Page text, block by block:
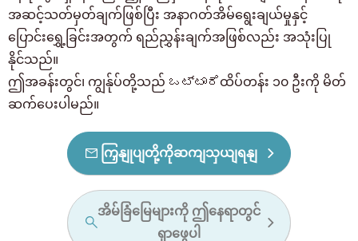
အဆင့်သတ်မှတ်ချက်ဖြစ်ပြီး အနာဂတ်အိမ်ရွေးချယ်မှုနှင့်
ပြောင်းရွှေ့ခြင်းအတွက် ရည်ညွှန်းချက်အဖြစ်လည်း အသုံးပြု
နိုင်သည်။
ဤအခန်းတွင်၊ ကျွန်ုပ်တို့သည် ಒಟ್ಟಾರೆထိပ်တန်း ၁၀ ဦးကို မိတ်
ဆက်ပေးပါမည်။
ကြှနျုပျတို့ကိုဆကျသှယျရနျ
အိမ်ခြံမြေများကို ဤနေရာတွင်
ရှာဖွေပါ